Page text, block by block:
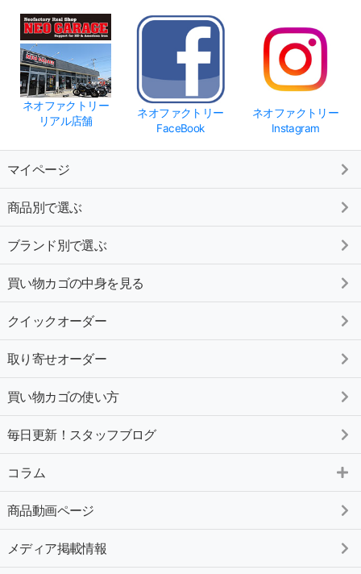
ネオファクトリー
リアル店舗
ネオファクトリー
FaceBook
ネオファクトリー
Instagram
マイページ
商品別で選ぶ
ブランド別で選ぶ
買い物カゴの中身を見る
クイックオーダー
取り寄せオーダー
買い物カゴの使い方
毎日更新！スタッフブログ
コラム
商品動画ページ
メディア掲載情報